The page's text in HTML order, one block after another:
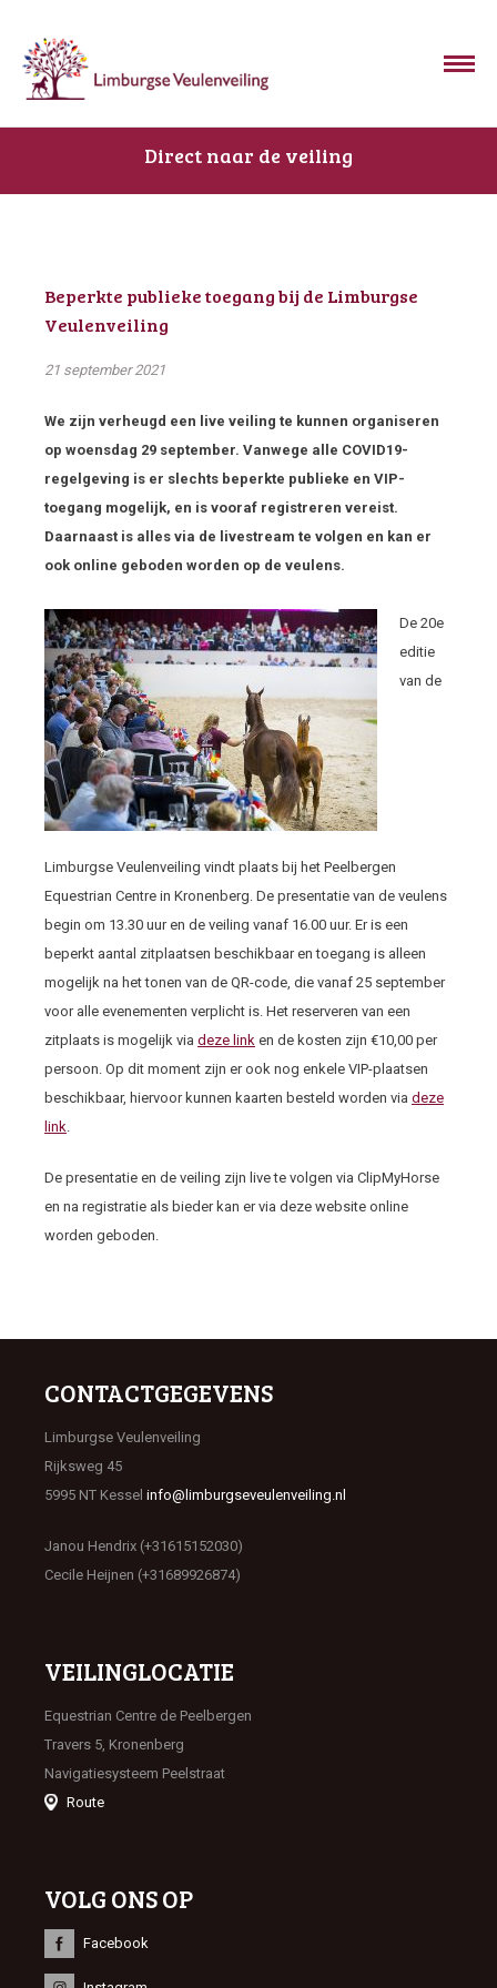
Direct naar de veiling
Beperkte publieke toegang bij de Limburgse
Veulenveiling
21 september 2021
We zijn verheugd een live veiling te kunnen organiseren
op woensdag 29 september. Vanwege alle COVID19-
regelgeving is er slechts beperkte publieke en VIP-
toegang mogelijk, en is vooraf registreren vereist.
Daarnaast is alles via de livestream te volgen en kan er
ook online geboden worden op de veulens.
De 20e
editie
van de
Limburgse Veulenveiling vindt plaats bij het Peelbergen
Equestrian Centre in Kronenberg. De presentatie van de veulens
begin om 13.30 uur en de veiling vanaf 16.00 uur. Er is een
beperkt aantal zitplaatsen beschikbaar en toegang is alleen
mogelijk na het tonen van de QR-code, die vanaf 25 september
voor alle evenementen verplicht is. Het reserveren van een
zitplaats is mogelijk via deze link en de kosten zijn €10,00 per
persoon. Op dit moment zijn er ook nog enkele VIP-plaatsen
beschikbaar, hiervoor kunnen kaarten besteld worden via deze
link.
De presentatie en de veiling zijn live te volgen via ClipMyHorse
en na registratie als bieder kan er via deze website online
worden geboden.
CONTACTGEGEVENS
Limburgse Veulenveiling
Rijksweg 45
5995 NT Kessel info@limburgseveulenveiling.nl
Janou Hendrix (+31615152030)
Cecile Heijnen (+31689926874)
VEILINGLOCATIE
Equestrian Centre de Peelbergen
Travers 5, Kronenberg
Navigatiesysteem Peelstraat
Route
VOLG ONS OP
Facebook